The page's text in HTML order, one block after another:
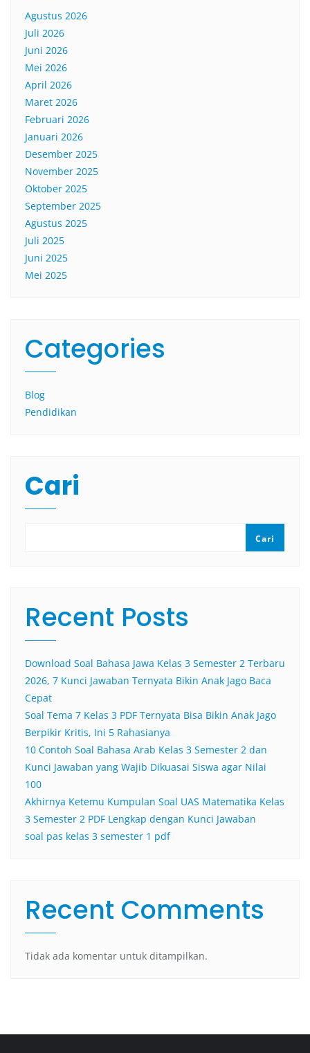
Agustus 2026
Juli 2026
Juni 2026
Mei 2026
April 2026
Maret 2026
Februari 2026
Januari 2026
Desember 2025
November 2025
Oktober 2025
September 2025
Agustus 2025
Juli 2025
Juni 2025
Mei 2025
Categories
Blog
Pendidikan
Cari
Cari
Recent Posts
Download Soal Bahasa Jawa Kelas 3 Semester 2 Terbaru
2026, 7 Kunci Jawaban Ternyata Bikin Anak Jago Baca
Cepat
Soal Tema 7 Kelas 3 PDF Ternyata Bisa Bikin Anak Jago
Berpikir Kritis, Ini 5 Rahasianya
10 Contoh Soal Bahasa Arab Kelas 3 Semester 2 dan
Kunci Jawaban yang Wajib Dikuasai Siswa agar Nilai
100
Akhirnya Ketemu Kumpulan Soal UAS Matematika Kelas
3 Semester 2 PDF Lengkap dengan Kunci Jawaban
soal pas kelas 3 semester 1 pdf
Recent Comments
Tidak ada komentar untuk ditampilkan.